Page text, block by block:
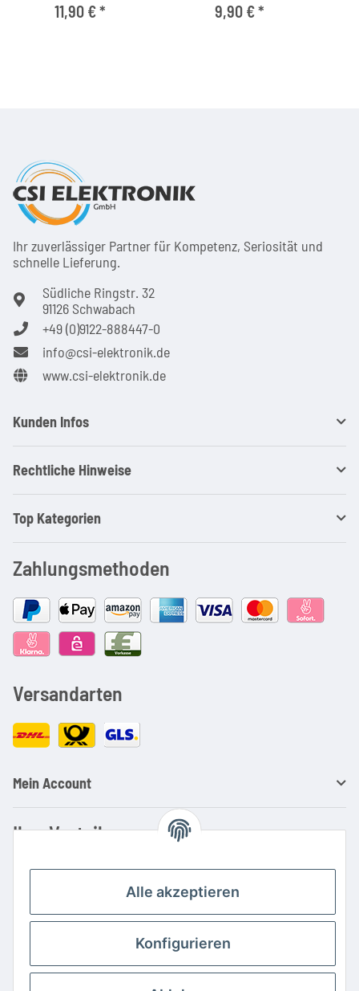
11,90 €* 9,90 €*
Ihr zuver­läs­siger Partner für Kom­pe­tenz, Seri­osi­tät und
schnel­le Lie­ferung.
Südliche Ringstr. 32
91126 Schwabach
+49 (0)9122-888447-0
info@csi-elektronik.de
www.csi-elektronik.de
Kunden Infos
Rechtliche Hinweise
Top Kategorien
Zahlungsmethoden
Versandarten
Mein Account
Ihre Vorteile
Kauf auf Rechnung
Große Auswahl an Netzteilen und Ladegeräten
Schnelle Lieferung
Alle akzeptieren
Konfigurieren